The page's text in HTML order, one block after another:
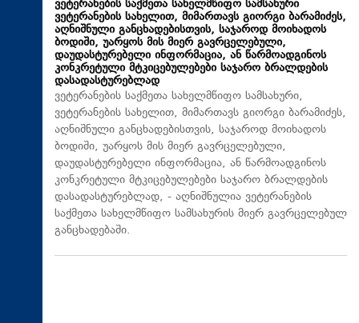
ვეტერანების საქმეთა სახელმწიფო სამსახური
ვეტერანების სახელით, მიმართავს გიორგი ბარამიძეს,
აღნიშნული განცხადებისთვის, საჯაროდ მოიხადოს
ბოდიში, უარყოს მის მიერ გავრცელებული,
დაუდასტურებელი ინფორმაცია, ან წარმოადგინოს
კონკრეტული მტკიცებულებები საჯარო ბრალდების
დასადასტურებლად
ვეტერანების საქმეთა სახელმწიფო სამსახური,
ვეტერანების სახელით, მიმართავს გიორგი ბარამიძეს,
აღნიშნული განცხადებისთვის, საჯაროდ მოიხადოს
ბოდიში, უარყოს მის მიერ გავრცელებული,
დაუდასტურებელი ინფორმაცია, ან წარმოადგინოს
კონკრეტული მტკიცებულებები საჯარო ბრალდების
დასადასტურებლად, - აღნიშნულია ვეტერანების
საქმეთა სახელმწიფო სამსახურის მიერ გავრცელებულ
განცხადებაში.